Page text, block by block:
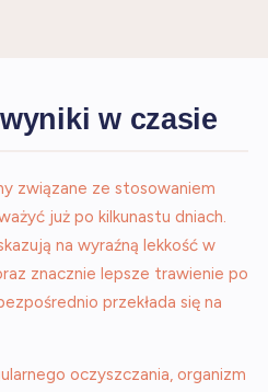
w czasie
związane ze stosowaniem
już po kilkunastu dniach.
na wyraźną lekkość w
znacznie lepsze trawienie po
przekłada się na
oczyszczania, organizm